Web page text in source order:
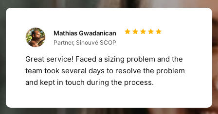
Mathias Gwadanican
Partner, Sinouvé SCOP
Great service! Faced a sizing problem and the
team took several days to resolve the problem
and kept in touch during the process.